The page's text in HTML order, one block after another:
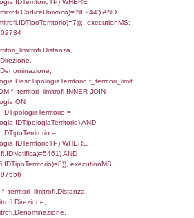
f_territori_limitrofi.Distanza,
FROM
cod_territori_tipologia ON
=
=